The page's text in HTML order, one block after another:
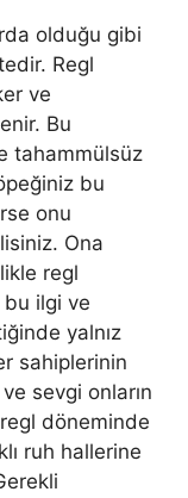
olduğu gibi
Regl
ve
Bu
tahammülsüz
bu
onu
Ona
regl
bu ilgi ve
yalnız
sahiplerinin
sevgi onların
regl döneminde
ruh hallerine